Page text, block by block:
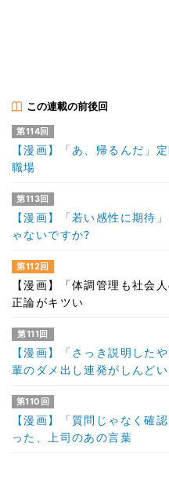
この連載の前後回
第114回
【漫画】「あ、帰るんだ」
職場
第113回
【漫画】「若い感性に期待
ゃないですか?
第112回
【漫画】「体調管理も社会
正論がキツい
第111回
【漫画】「さっき説明した
輩のダメ出し連発がしんどい
第110回
【漫画】「質問じゃなく確
った、上司のあの言葉